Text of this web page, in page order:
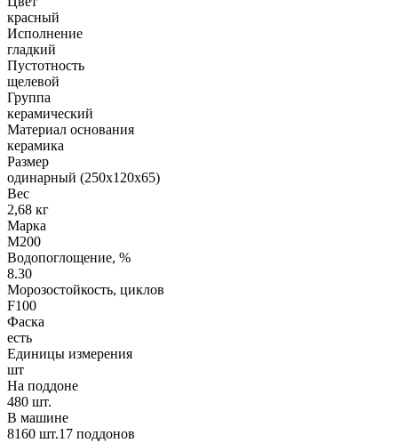
красный
Исполнение
гладкий
Пустотность
щелевой
Группа
керамический
Материал основания
керамика
Размер
одинарный (250х120х65)
Вес
2,68 кг
Марка
М200
Водопоглощение, %
8.30
Морозостойкость, циклов
F100
Фаска
есть
Единицы измерения
шт
На поддоне
480 шт.
В машине
8160 шт.17 поддонов